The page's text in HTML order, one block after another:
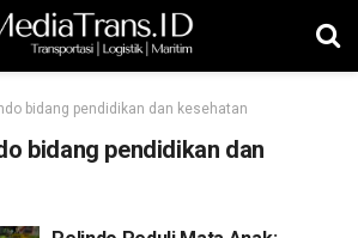
bidang pendidikan dan kesehatan
bidang pendidikan dan